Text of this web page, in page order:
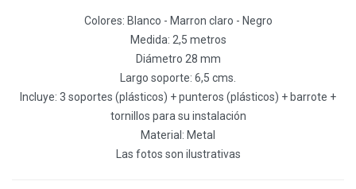
Colores: Blanco - Marron claro - Negro
Medida: 2,5 metros
Diámetro 28 mm
Largo soporte: 6,5 cms.
Incluye: 3 soportes (plásticos) + punteros (plásticos) + barrote +
tornillos para su instalación
Material: Metal
Las fotos son ilustrativas